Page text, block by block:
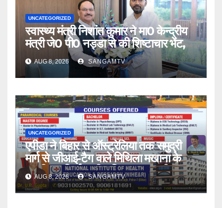
UNCATEGORIZED
स्वास्थ्य मंत्री निशांत कुमार ने मा0 केन्द्रीय
मंत्री जे0 पी0 नड्डा से की शिष्टाचार भेंट,
AUG 8, 2026 SANGAMTV
UNCATEGORIZED
एपीडा ने बिहार से ऑस्ट्रेलिया तक समुद्री
मार्ग से जीआई-टैग वाले मिथिला मखाना के
पहली बार निर्यात की सुविधा प्रदान की
AUG 8, 2026 SANGAMTV